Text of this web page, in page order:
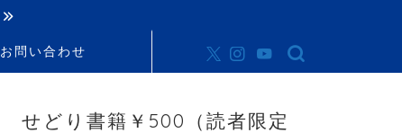
お問い合わせ
せどり書籍￥500（読者限定